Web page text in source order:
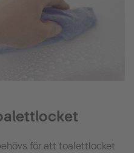
för att toalettlocket